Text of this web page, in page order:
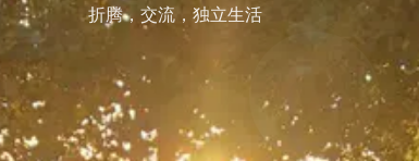
折腾，交流，独立生活